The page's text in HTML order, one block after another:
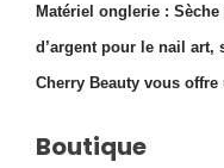
Matériel onglerie :
d’argent pour le nail art,
Cherry Beauty vous
Boutique